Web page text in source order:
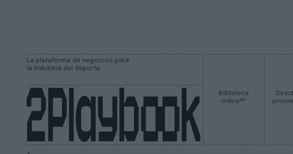
La plataforma de negocios para
la industria del deporte
Biblioteca
online2P